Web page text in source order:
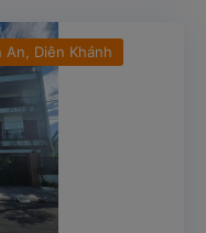
Diên Khánh